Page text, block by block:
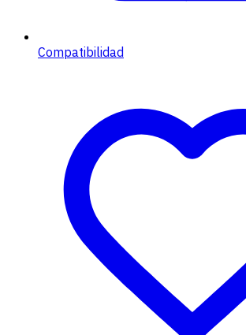
Compatibilidad